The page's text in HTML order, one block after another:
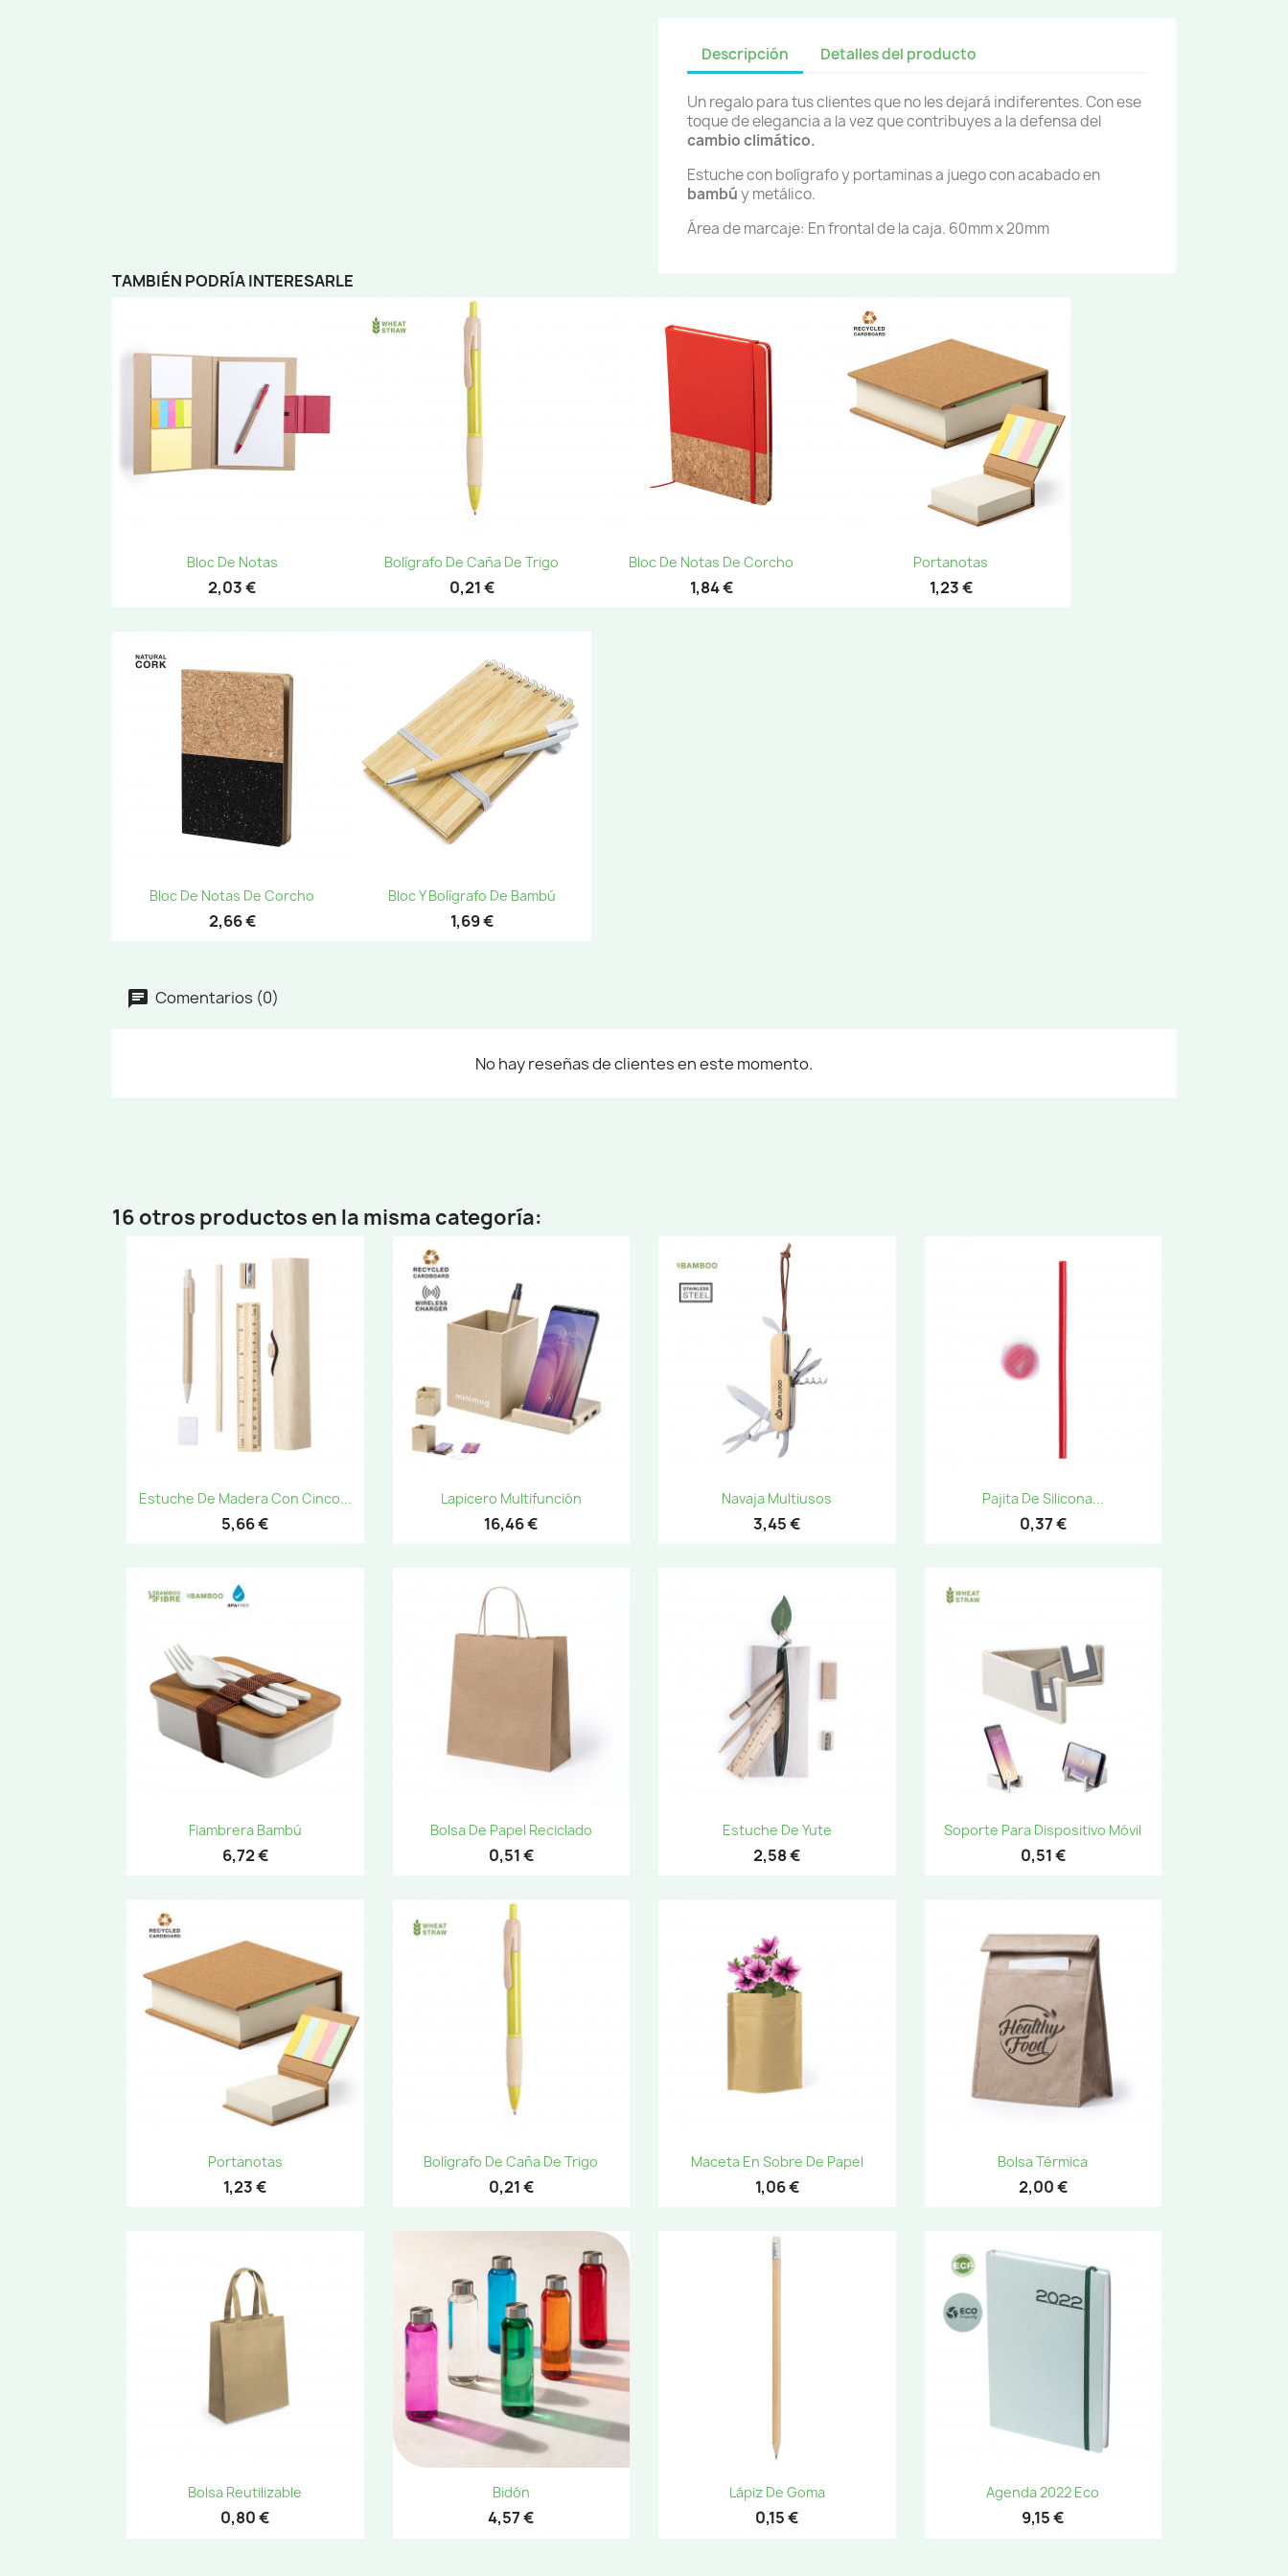
Descripción Detalles del producto
Un regalo para tus clientes que no les dejará indiferentes. Con ese
toque de elegancia a la vez que contribuyes a la defensa del
cambio climático.
Estuche con bolígrafo y portaminas a juego con acabado en
bambúy metálico.
Área de marcaje: En frontal de la caja. 60mm x 20mm
TAMBIÉN PODRÍA INTERESARLE
Bloc De Notas
2,03 €
Vista rápida Bolígrafo De Caña De Trigo
0,21 €
Vista rápida
Bloc De Notas De Corcho
1,84 €
 Vista rápida Portanotas
1,23 €
Vista rápida
Bloc De Notas De Corcho
2,66 €
 Vista rápida Bloc Y Bolígrafo De Bambú
1,69 €
Vista rápida
Comentarios (0)
No hay reseñas de clientes en este momento.
16 otros productos en la misma categoría:
Estuche De Madera Con Cinco...
5,66 €
Vista rápida Lapicero Multifunción
16,46 €
Vista rápida Navaja Multiusos
3,45 €
Vista rápida Pajita De Silicona...
0,37 €
Vista rápida
Fiambrera Bambú
6,72 €
Vista rápida Bolsa De Papel Reciclado
0,51 €
Vista rápida Estuche De Yute
2,58 €
Vista rápida Soporte Para Dispositivo Móvil
0,51 €
Vista rápida
Portanotas
1,23 €
Vista rápida Bolígrafo De Caña De Trigo
0,21 €
Vista rápida
Maceta En Sobre De Papel
1,06 €
Vista rápida Bolsa Térmica
2,00 €
Vista rápida
Bolsa Reutilizable
0,80 €
Vista rápida Bidón
4,57 €
Vista rápida Lápiz De Goma
0,15 €
Vista rápida Agenda 2022 Eco
9,15 €
Vista rápida